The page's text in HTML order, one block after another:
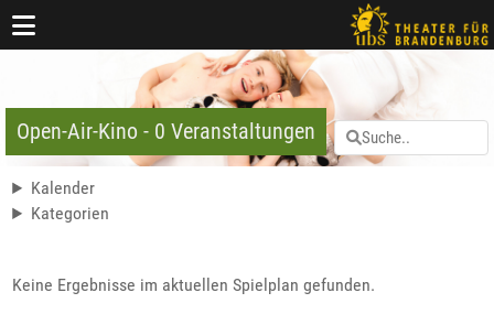
Open-Air-Kino - 0 Veranstaltungen
Kalender
Kategorien
Keine Ergebnisse im aktuellen Spielplan gefunden.